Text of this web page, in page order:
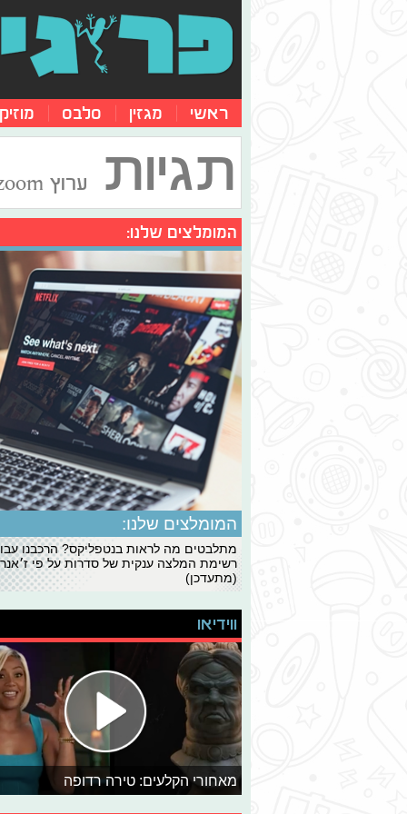
ראשי מגזין סלבס
תגיות ערוץ zoom
המומלצים שלנו:
המומלצים שלנו:
מתלבטים מה לראות בנטפליקס? הרכבנו
רשימת המלצה ענקית של סדרות על פי
(מתעדכן)
ווידיאו
מאחורי הקלעים: טירה רדופה